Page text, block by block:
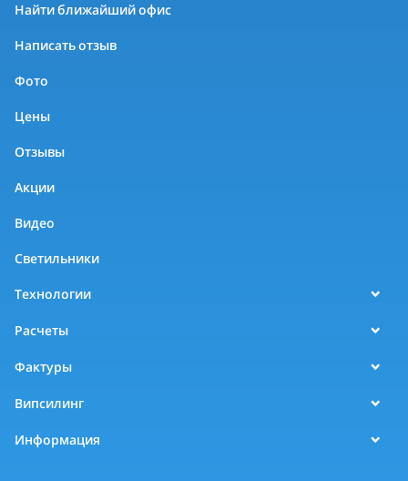
Найти ближайший офис
Написать отзыв
Фото
Цены
Отзывы
Акции
Видео
Светильники
Технологии
Расчеты
Фактуры
Випсилинг
Информация